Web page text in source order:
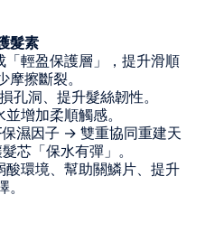
髮素
輕盈保護層」，提升滑順
擦斷裂。
洞、提升髮絲韌性。
增加柔順觸感。
濕因子 → 雙重協同重建天
芯「保水有彈」。
環境、幫助關鱗片、提升